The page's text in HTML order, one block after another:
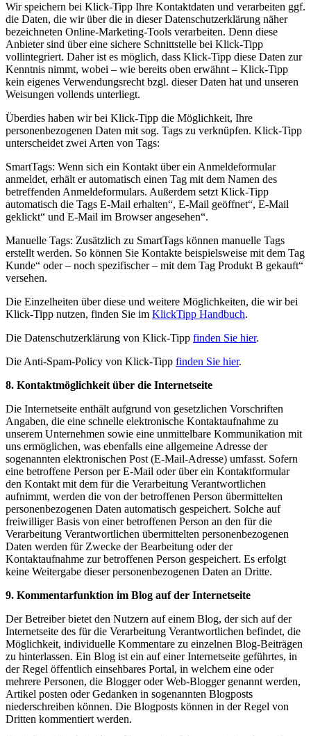
Wir speichern bei Klick-Tipp Ihre Kontaktdaten und verarbeiten ggf.
die Daten, die wir über die in dieser Datenschutzerklärung näher
bezeichneten Online-Marketing-Tools verarbeiten. Denn diese
Anbieter sind über eine sichere Schnittstelle bei Klick-Tipp
vollintegriert. Daher ist es möglich, dass Klick-Tipp diese Daten zur
Kenntnis nimmt, wobei – wie bereits oben erwähnt – Klick-Tipp
kein eigenes Verwendungsrecht bzgl. dieser Daten hat und unseren
Weisungen vollends unterliegt.
Überdies haben wir bei Klick-Tipp die Möglichkeit, Ihre
personenbezogenen Daten mit sog. Tags zu verknüpfen. Klick-Tipp
unterscheidet zwei Arten von Tags:
SmartTags: Wenn sich ein Kontakt über ein Anmeldeformular
anmeldet, erhält er automatisch einen Tag mit dem Namen des
betreffenden Anmeldeformulars. Außerdem setzt Klick-Tipp
automatisch die Tags E-Mail erhalten“, E-Mail geöffnet“, E-Mail
geklickt“ und E-Mail im Browser angesehen“.
Manuelle Tags: Zusätzlich zu SmartTags können manuelle Tags
erstellt werden. So können Sie Kontakte beispielsweise mit dem Tag
Kunde“ oder – noch spezifischer – mit dem Tag Produkt B gekauft“
versehen.
Die Einzelheiten über diese und weitere Möglichkeiten, die wir bei
Klick-Tipp nutzen, finden Sie im KlickTipp Handbuch.
Die Datenschutzerklärung von Klick-Tipp finden Sie hier.
Die Anti-Spam-Policy von Klick-Tipp finden Sie hier.
8. Kontaktmöglichkeit über die Internetseite
Die Internetseite enthält aufgrund von gesetzlichen Vorschriften
Angaben, die eine schnelle elektronische Kontaktaufnahme zu
unserem Unternehmen sowie eine unmittelbare Kommunikation mit
uns ermöglichen, was ebenfalls eine allgemeine Adresse der
sogenannten elektronischen Post (E-Mail-Adresse) umfasst. Sofern
eine betroffene Person per E-Mail oder über ein Kontaktformular
den Kontakt mit dem für die Verarbeitung Verantwortlichen
aufnimmt, werden die von der betroffenen Person übermittelten
personenbezogenen Daten automatisch gespeichert. Solche auf
freiwilliger Basis von einer betroffenen Person an den für die
Verarbeitung Verantwortlichen übermittelten personenbezogenen
Daten werden für Zwecke der Bearbeitung oder der
Kontaktaufnahme zur betroffenen Person gespeichert. Es erfolgt
keine Weitergabe dieser personenbezogenen Daten an Dritte.
9. Kommentarfunktion im Blog auf der Internetseite
Der Betreiber bietet den Nutzern auf einem Blog, der sich auf der
Internetseite des für die Verarbeitung Verantwortlichen befindet, die
Möglichkeit, individuelle Kommentare zu einzelnen Blog-Beiträgen
zu hinterlassen. Ein Blog ist ein auf einer Internetseite geführtes, in
der Regel öffentlich einsehbares Portal, in welchem eine oder
mehrere Personen, die Blogger oder Web-Blogger genannt werden,
Artikel posten oder Gedanken in sogenannten Blogposts
niederschreiben können. Die Blogposts können in der Regel von
Dritten kommentiert werden.